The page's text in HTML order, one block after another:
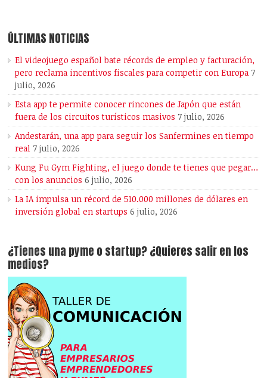
ÚLTIMAS NOTICIAS
El videojuego español bate récords de empleo y facturación,
pero reclama incentivos fiscales para competir con Europa 7
julio, 2026
Esta app te permite conocer rincones de Japón que están
fuera de los circuitos turísticos masivos 7 julio, 2026
Andestarán, una app para seguir los Sanfermines en tiempo
real 7 julio, 2026
Kung Fu Gym Fighting, el juego donde te tienes que pegar…
con los anuncios 6 julio, 2026
La IA impulsa un récord de 510.000 millones de dólares en
inversión global en startups 6 julio, 2026
¿Tienes una pyme o startup? ¿Quieres salir en los
medios?